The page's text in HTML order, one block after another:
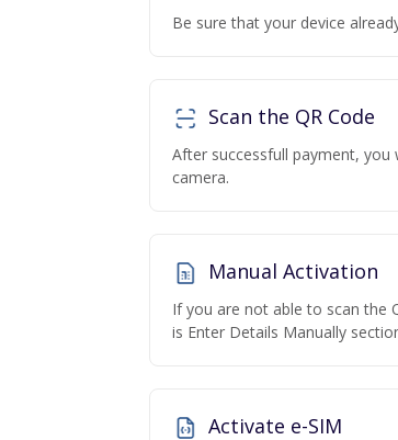
Be sure that your device
Scan the QR Code
After successfull payment, you
camera.
Manual Activation
If you are not able to scan the
is Enter Details Manually
Activate e-SIM